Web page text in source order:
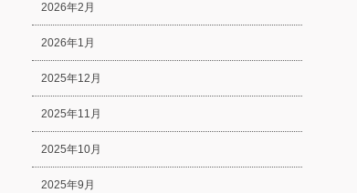
2026年2月
2026年1月
2025年12月
2025年11月
2025年10月
2025年9月